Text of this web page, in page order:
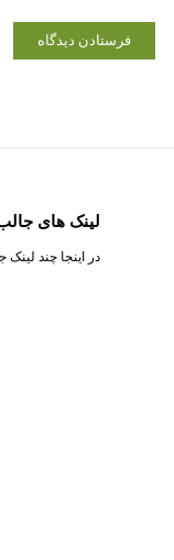
لینک های
در اینجا چند